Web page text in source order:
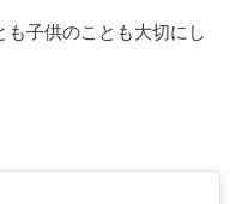
子供のことも大切にし